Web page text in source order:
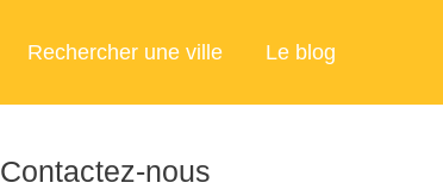
Rechercher une ville Le blog
Contactez-nous